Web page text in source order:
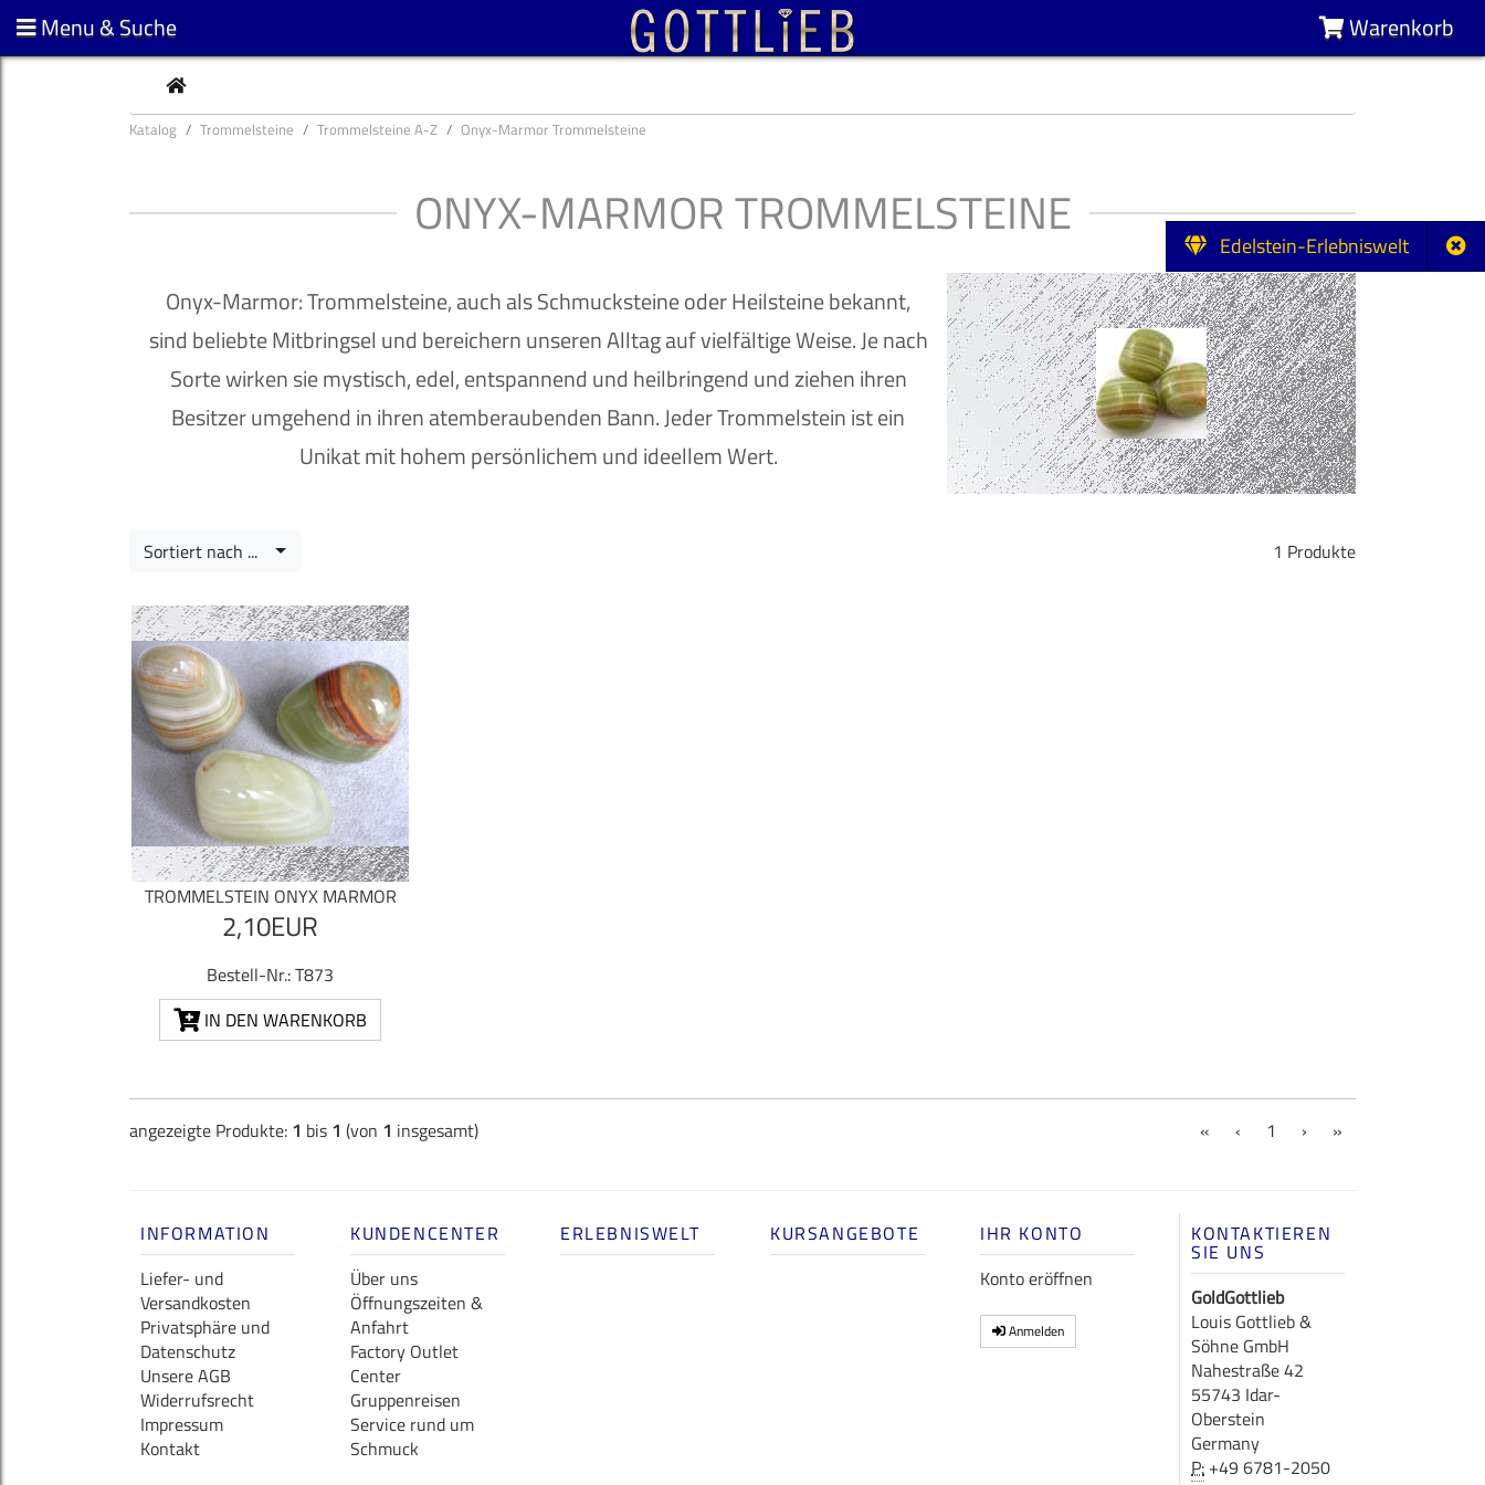
Edelstein-Erlebniswelt
Menu & Suche Warenkorb
CURRENT
Katalog Trommelsteine Trommelsteine A-Z Onyx-Marmor Trommelsteine
ONYX-MARMOR TROMMELSTEINE
Onyx-Marmor: Trommelsteine, auch als Schmucksteine oder Heilsteine bekannt,
sind beliebte Mitbringsel und bereichern unseren Alltag auf vielfältige Weise. Je nach
Sorte wirken sie mystisch, edel, entspannend und heilbringend und ziehen ihren
Besitzer umgehend in ihren atemberaubenden Bann. Jeder Trommelstein ist ein
Unikat mit hohem persönlichem und ideellem Wert.
1 Produkte
Sortiert nach ...
TROMMELSTEIN ONYX MARMOR
2,10EUR
Bestell-Nr.: T873
IN DEN WARENKORB
angezeigte Produkte: 1 bis 1 (von 1 insgesamt) « ‹ 1 (current)
› »
INFORMATION
Liefer- und
Versandkosten
Privatsphäre und
Datenschutz
Unsere AGB
Widerrufsrecht
Impressum
Kontakt
KUNDENCENTER
Über uns
Öffnungszeiten &
Anfahrt
Factory Outlet
Center
Gruppenreisen
Service rund um
Schmuck
ERLEBNISWELT KURSANGEBOTE
IHR KONTO
Konto eröffnen
Anmelden
KONTAKTIEREN
SIE UNS
GoldGottlieb
Louis Gottlieb &
Söhne GmbH
Nahestraße 42
55743 Idar-
Oberstein
Germany
P: +49 6781-2050